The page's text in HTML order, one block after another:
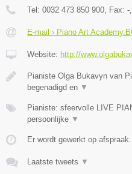
Tel: 0032 473 850 900, Fax: -
E-mail › Piano Art
Website: http://
Pianiste Olga Bukavyn van
begenadigd en ▼
Pianiste: sfeervolle LIVE
persoonlijke ▼
Er wordt gewerkt op afspraak.
Laatste tweets ▼